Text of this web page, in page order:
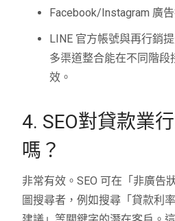
Facebook/Instagram 廣
LINE 官方帳號與再行銷
多渠道整合能在不同階
效。
4. SEO對貸款業
嗎？
非常有效。SEO 可在「非廣告
圖搜尋者，例如搜尋「貸款利